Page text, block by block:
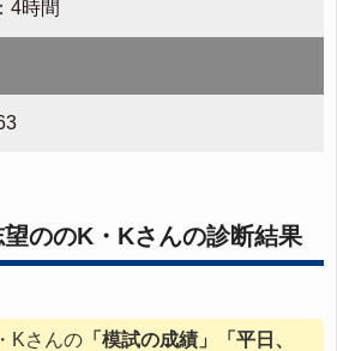
4時間
ののK・Kさんの診断結果
Kさんの 「模試の成績」「平日、